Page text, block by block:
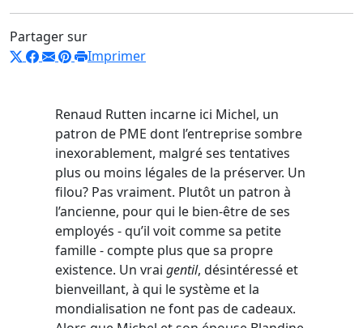
Partager sur
Imprimer
Renaud Rutten incarne ici Michel, un
patron de PME dont l’entreprise sombre
inexorablement, malgré ses tentatives
plus ou moins légales de la préserver. Un
filou? Pas vraiment. Plutôt un patron à
l’ancienne, pour qui le bien-être de ses
employés - qu’il voit comme sa petite
famille - compte plus que sa propre
existence. Un vrai gentil, désintéressé et
bienveillant, à qui le système et la
mondialisation ne font pas de cadeaux.